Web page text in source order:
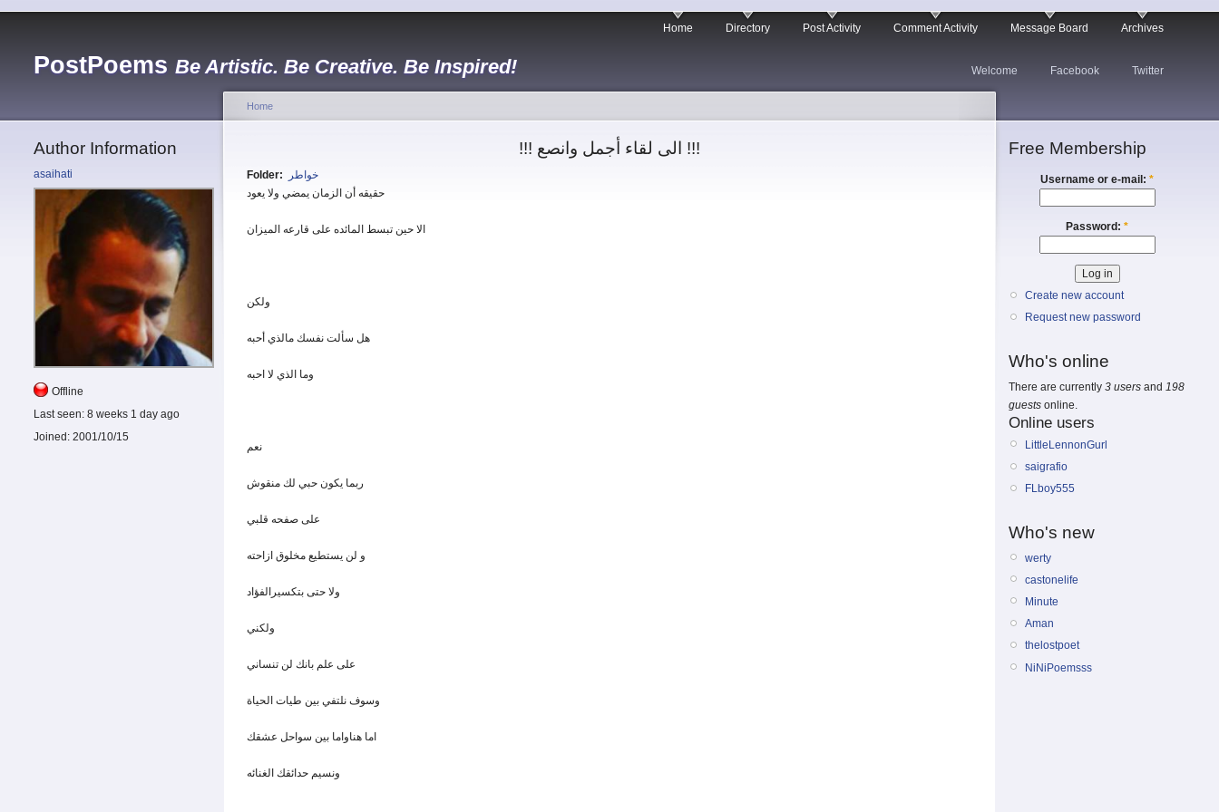
PostPoems Be Artistic. Be Creative. Be Inspired!
Home Directory Post Activity Comment Activity Message Board Archives
Welcome Facebook Twitter
Author Information
asaihati
Offline
Last seen: 8 weeks 1 day ago
Joined: 2001/10/15
Home
!!! الى لقاء أجمل وانصع !!!
Folder:
خواطر
حقيقه أن الزمان يمضي ولا يعود
الا حين تبسط المائده على قارعه الميزان
ولكن
هل سألت نفسك مالذي أحبه
وما الذي لا احبه
نعم
ربما يكون حبي لك منقوش
على صفحه قلبي
و لن يستطيع مخلوق ازاحته
ولا حتى بتكسيرالفؤاد
ولكني
على علم بانك لن تنساني
وسوف نلتفي بين طيات الحياة
اما هناواما بين سواحل عشقك
ونسيم حدائقك الغنائه
Free Membership
Username or e-mail: *
Password: *
Create new account
Request new password
Who's online
There are currently 3 users and 198
guests online.
Online users
LittleLennonGurl
saigrafio
FLboy555
Who's new
werty
castonelife
Minute
Aman
thelostpoet
NiNiPoemsss